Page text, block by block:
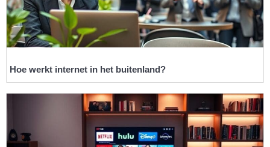
Hoe werkt internet in het buitenland?